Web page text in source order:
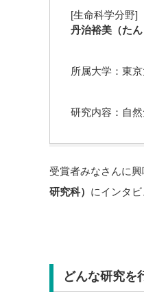
[生命科学分野]
丹治裕美（たん
所属大学：東
研究内容：自
受賞者みなさんに
研究科） にインタ
どんな研究を